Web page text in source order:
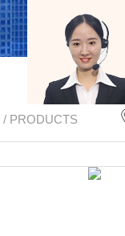
/ PRODUCTS